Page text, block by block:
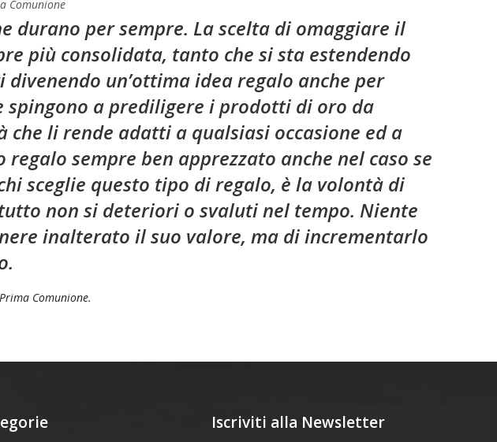
durano per sempre. La scelta di omaggiare il
più consolidata, tanto che si sta estendendo
un’ottima idea regalo anche per
spingono a prediligere i prodotti di oro da
li rende adatti a qualsiasi occasione ed a
sempre ben apprezzato anche nel caso se
sceglie questo tipo di regalo, è la volontà di
non si deteriori o svaluti nel tempo. Niente
inalterato il suo valore, ma di incrementarlo
Comunione.
Iscriviti alla Newsletter